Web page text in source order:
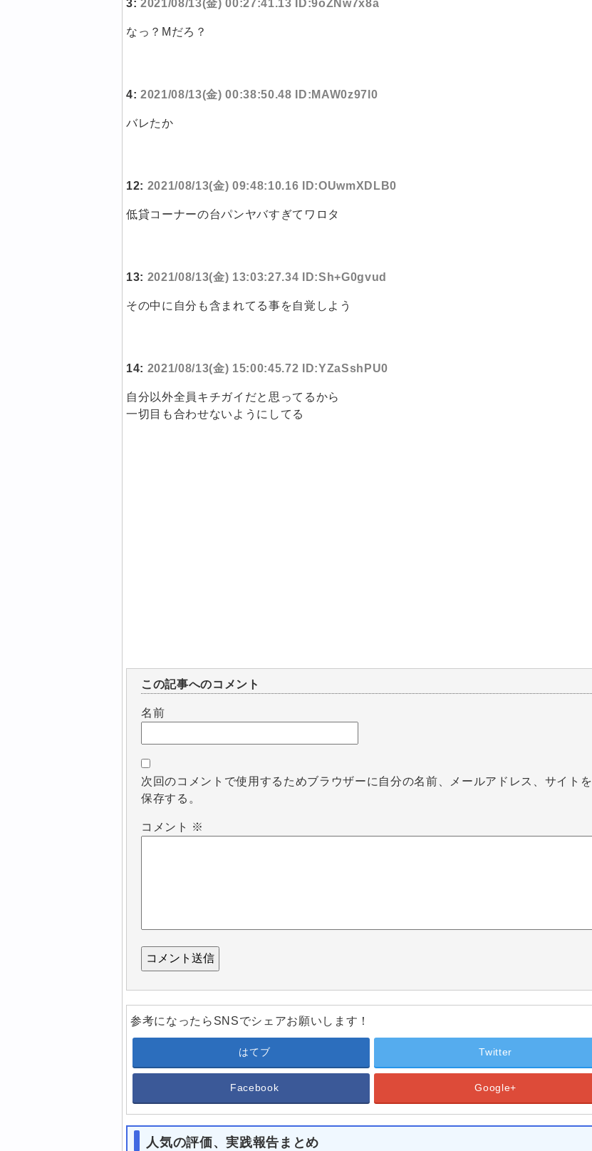
3: 2021/08/13(金) 00:27:41.13 ID:9oZNw7x8a
なっ？Mだろ？
4: 2021/08/13(金) 00:38:50.48 ID:MAW0z97l0
バレたか
12: 2021/08/13(金) 09:48:10.16 ID:OUwmXDLB0
低貸コーナーの台パンヤバすぎてワロタ
13: 2021/08/13(金) 13:03:27.34 ID:Sh+G0gvud
その中に自分も含まれてる事を自覚しよう
14: 2021/08/13(金) 15:00:45.72 ID:YZaSshPU0
自分以外全員キチガイだと思ってるから
一切目も合わせないようにしてる
この記事へのコメント
名前
次回のコメントで使用するためブラウザーに自分の名前、メールアドレス、サイトを
保存する。
コメント ※
参考になったらSNSでシェアお願いします！
はてブ Twitter
Facebook Google+
人気の評価、実践報告まとめ